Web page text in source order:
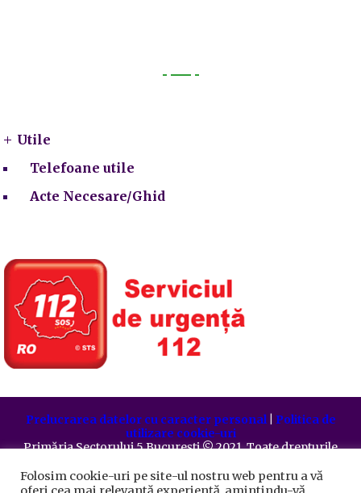
Utile
Telefoane utile
Acte Necesare/Ghid
Prelucrarea datelor cu caracter personal| Politica de
utilizare cookie-uri
Primăria Sectorului 5 București©️2021. Toate drepturile
Folosim cookie-uri pe site-ul nostru web pentru a vă